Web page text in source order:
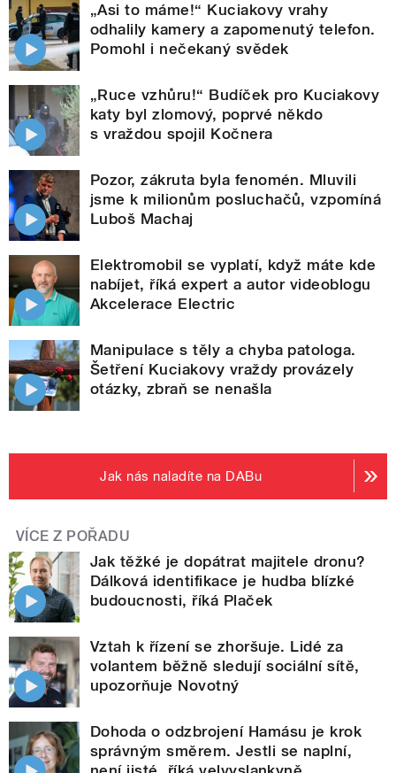
„Asi to máme!“ Kuciakovy vrahy
odhalily kamery a zapomenutý telefon.
Pomohl i nečekaný svědek
„Ruce vzhůru!“ Budíček pro Kuciakovy
katy byl zlomový, poprvé někdo
s vraždou spojil Kočnera
Pozor, zákruta byla fenomén. Mluvili
jsme k milionům posluchačů, vzpomíná
Luboš Machaj
Elektromobil se vyplatí, když máte kde
nabíjet, říká expert a autor videoblogu
Akcelerace Electric
Manipulace s těly a chyba patologa.
Šetření Kuciakovy vraždy provázely
otázky, zbraň se nenašla
Jak nás naladíte na DABu
VÍCE Z POŘADU
Jak těžké je dopátrat majitele dronu?
Dálková identifikace je hudba blízké
budoucnosti, říká Plaček
Vztah k řízení se zhoršuje. Lidé za
volantem běžně sledují sociální sítě,
upozorňuje Novotný
Dohoda o odzbrojení Hamásu je krok
správným směrem. Jestli se naplní,